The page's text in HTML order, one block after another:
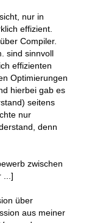
nur in
effizient.
Compiler.
sind sinnvoll
effizienten
Optimierungen
hierbei gab es
seitens
nur
denn
zwischen
...]
über
aus meiner